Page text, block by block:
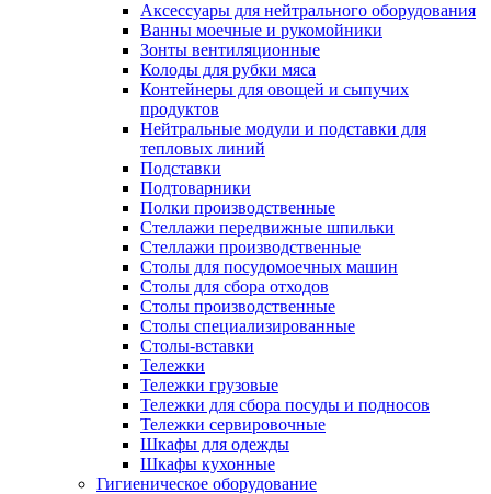
Аксессуары для нейтрального оборудования
Ванны моечные и рукомойники
Зонты вентиляционные
Колоды для рубки мяса
Контейнеры для овощей и сыпучих
продуктов
Нейтральные модули и подставки для
тепловых линий
Подставки
Подтоварники
Полки производственные
Стеллажи передвижные шпильки
Стеллажи производственные
Столы для посудомоечных машин
Столы для сбора отходов
Столы производственные
Столы специализированные
Столы-вставки
Тележки
Тележки грузовые
Тележки для сбора посуды и подносов
Тележки сервировочные
Шкафы для одежды
Шкафы кухонные
Гигиеническое оборудование